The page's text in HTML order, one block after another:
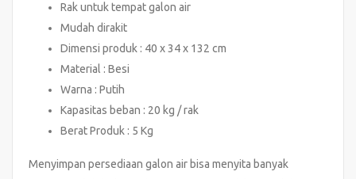
Rak untuk tempat galon air
Mudah dirakit
Dimensi produk : 40 x 34 x 132 cm
Material : Besi
Warna : Putih
Kapasitas beban : 20 kg / rak
Berat Produk : 5 Kg
Menyimpan persediaan galon air bisa menyita banyak